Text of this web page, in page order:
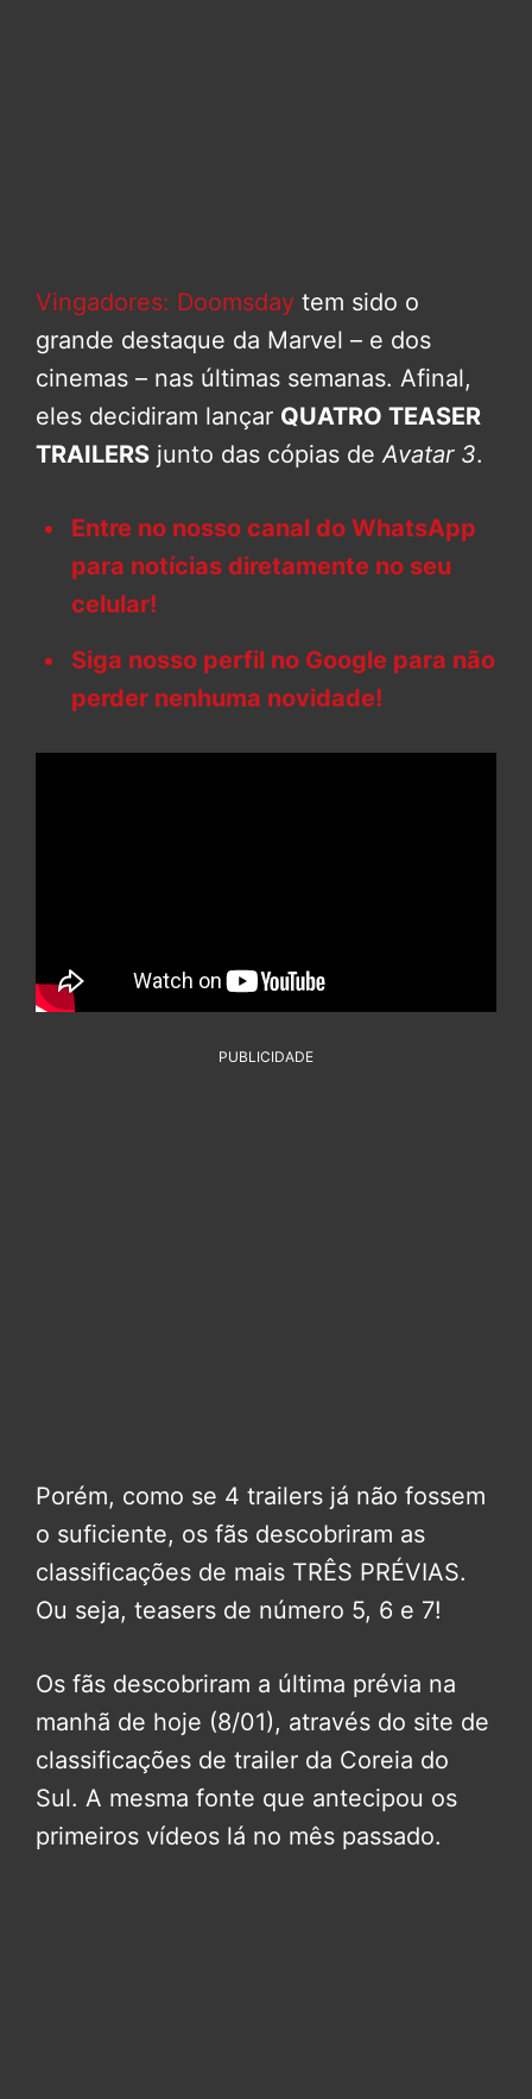
Vingadores: Doomsday tem sido o
grande destaque da Marvel – e dos
cinemas – nas últimas semanas. Afinal,
eles decidiram lançar QUATRO TEASER
TRAILERS junto das cópias deAvatar 3.
Entre no nosso canal do WhatsApp
para notícias diretamente no seu
celular!
Siga nosso perfil no Google para não
perder nenhuma novidade!
PUBLICIDADE
Porém, como se 4 trailers já não fossem
o suficiente, os fãs descobriram as
classificações de mais TRÊS PRÉVIAS.
Ou seja, teasers de número 5, 6 e 7!
Os fãs descobriram a última prévia na
manhã de hoje (8/01), através do site de
classificações de trailer da Coreia do
Sul. A mesma fonte que antecipou os
primeiros vídeos lá no mês passado.